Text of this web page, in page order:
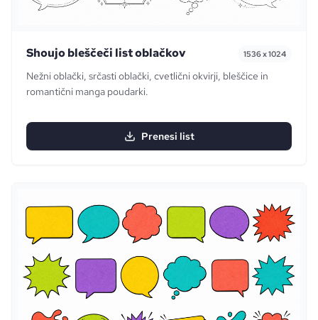
Shoujo bleščeči list oblačkov 1536 x 1024
Nežni oblački, srčasti oblački, cvetlični okvirji, bleščice in
romantični manga poudarki.
Prenesi list